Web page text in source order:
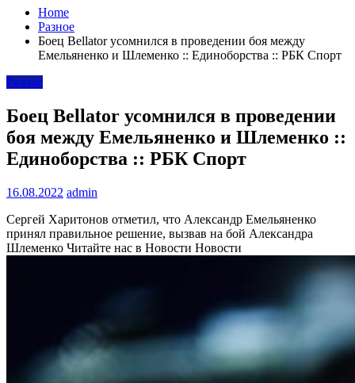
Home
Разное
Боец Bellator усомнился в проведении боя между
Емельяненко и Шлеменко :: Единоборства :: РБК Спорт
Разное
Боец Bellator усомнился в проведении
боя между Емельяненко и Шлеменко ::
Единоборства :: РБК Спорт
16.08.2022 admin
Сергей Харитонов отметил, что Александр Емельяненко
принял правильное решение, вызвав на бой Александра
Шлеменко Читайте нас в Новости Новости